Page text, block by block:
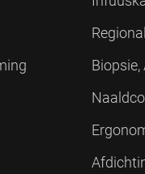
Biopsie,